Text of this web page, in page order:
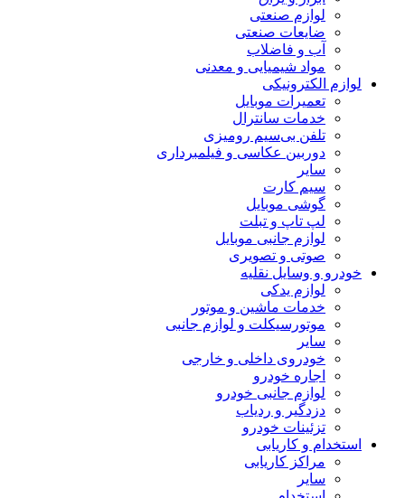
لوازم صنعتی
ضایعات صنعتی
آب و فاضلاب
مواد شیمیایی و معدنی
لوازم الکترونیکی
تعمیرات موبایل
خدمات سانترال
تلفن بی‌سیم رومیزی
دوربین عکاسی و فیلمبرداری
سایر
سیم کارت
گوشی موبایل
لپ تاپ و تبلت
لوازم جانبی موبایل
صوتی و تصویری
خودرو و وسایل نقلیه
لوازم یدکی
خدمات ماشین و موتور
موتورسیکلت و لوازم جانبی
سایر
خودروی داخلی و خارجی
اجاره خودرو
لوازم جانبی خودرو
دزدگیر و ردیاب
تزئینات خودرو
استخدام و کاریابی
مراکز کاریابی
سایر